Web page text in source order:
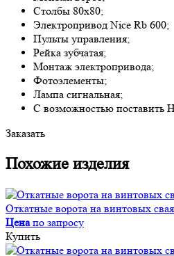
Столбы 80х80;
Электропривод Nice Rb 600;
Пульты управления;
Рейка зубчатая;
Монтаж электропривода;
Фотоэлементы;
Лампа сигнальная;
С возможностью поставить
Заказать
Похожие изделия
Откатные ворота на винтовых
Ценапо запросу
Купить